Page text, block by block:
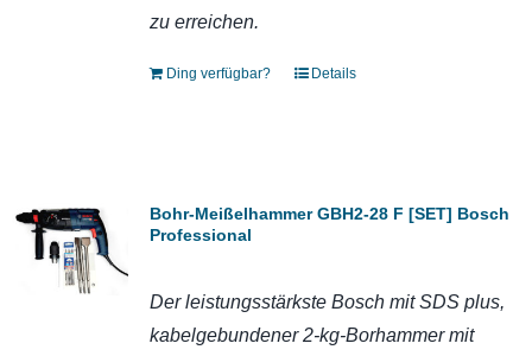
zu erreichen.
Ding verfügbar? Details
Bohr-Meißelhammer GBH2-28 F [SET] Bosch
Professional
Der leistungsstärkste Bosch mit SDS plus,
kabelgebundener 2-kg-Borhammer mit